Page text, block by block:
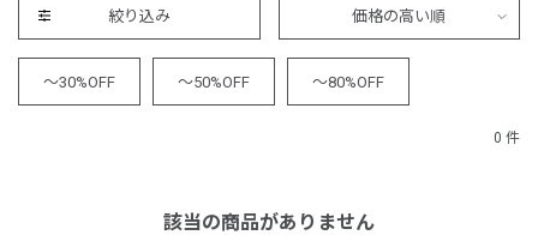
絞り込み 価格の高い順
～30%OFF ～50%OFF ～80%OFF
0 件
該当の商品がありません